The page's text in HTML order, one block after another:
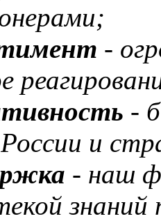
-
-
России и
- наш